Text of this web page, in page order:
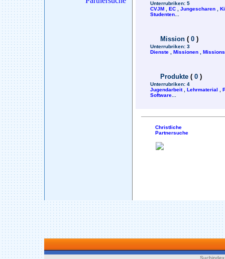
Unterrubriken: 5
CVJM
EC Jungescharen
Studenten
Mission ( 0 )
Unterrubriken: 3
Dienste
Missionen
Produkte ( 0 )
Unterrubriken: 4
Jugendarbeit, Lehrmaterial
Software
Christliche
Partnersuche